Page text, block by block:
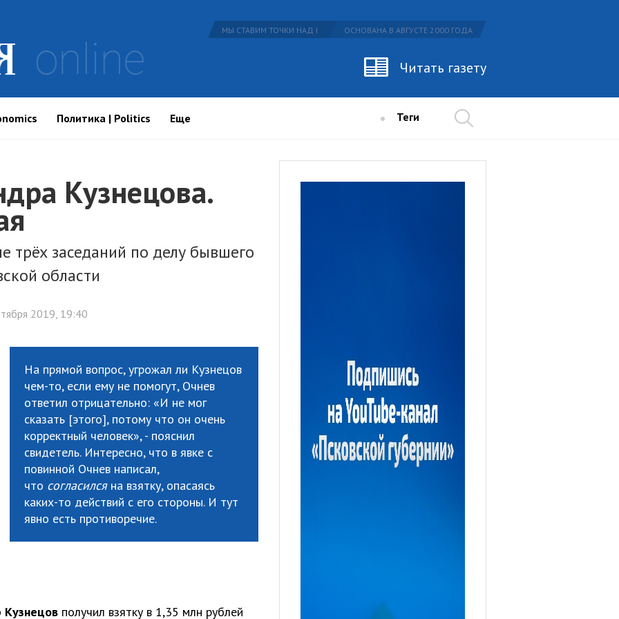
МЫ СТАВИМ ТОЧКИ НАД I ОСНОВАНА В АВГУСТЕ 2000 ГОДА
Читать газету
Политика | Politics Еще Теги
Кузнецова.
трёх заседаний по делу бывшего
области
2019, 19:40
На прямой вопрос, угрожал ли Кузнецов
чем-то, если ему не помогут, Очнев
ответил отрицательно: «И не мог
сказать [этого], потому что он очень
корректный человек», - пояснил
свидетель. Интересно, что в явке с
повинной Очнев написал,
что согласилсяна взятку, опасаясь
каких-то действий с его стороны. И тут
явно есть противоречие.
Кузнецов получил взятку в 1,35 млн рублей